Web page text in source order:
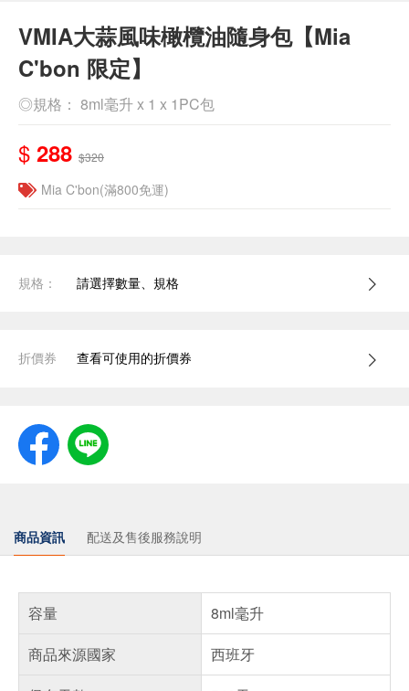
VMIA大蒜風味橄欖油隨身包【Mia
C'bon 限定】
◎規格： 8ml毫升 x 1 x 1PC包
$ 288 $320
Mia C'bon(滿800免運)
規格： 請選擇數量、規格
折價券 查看可使用的折價券
商品資訊 配送及售後服務說明
容量
8ml毫升
商品來源國家
西班牙